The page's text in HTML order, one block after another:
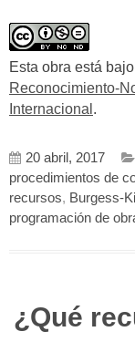
Esta obra está
Reconocimiento-
Internacional .
20 abril, 2017
procedimientos de
recursos, Burgess-
programación de
¿Qué